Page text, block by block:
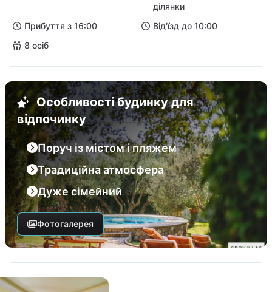
ділянки
Прибуття з 16:00
Від'їзд до 10:00
8 осіб
Особливості будинку для
відпочинку
Поруч із містом і пляжем
Традиційна атмосфера
Дуже сімейний
Фотогалерея